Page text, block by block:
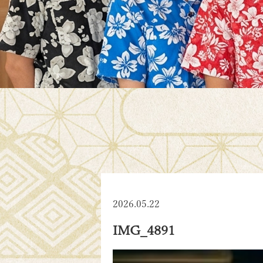
2026.05.22
IMG_4891